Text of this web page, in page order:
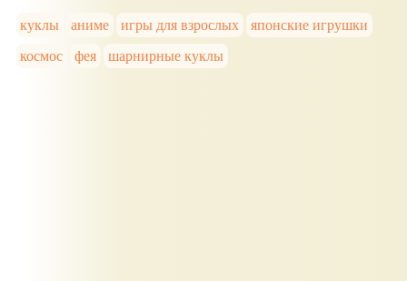
куклы аниме игры для взрослых
японские игрушки
космос
фея шарнирные куклы